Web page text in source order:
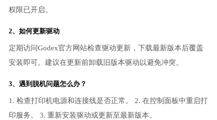
权限已开启。
2、如何更新驱动
定期访问Godex官方网站检查驱动更新，下载最新版本后覆盖
安装即可。建议在更新前卸载旧版本驱动以避免冲突。
3、遇到脱机问题怎么办？
1. 检查打印机电源和连接线是否正常。 2. 在控制面板中重启打
印服务。 3. 重新安装驱动或更新至最新版本。